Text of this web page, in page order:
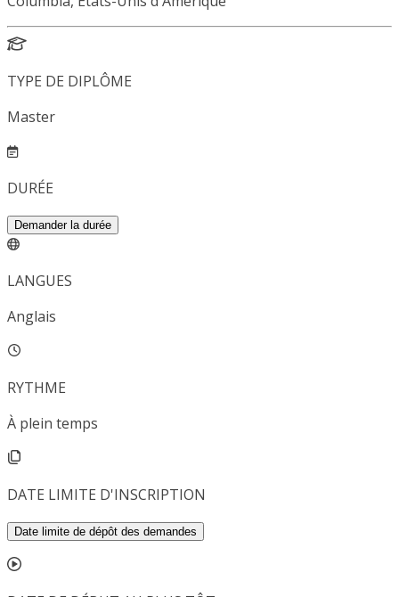
TYPE DE DIPLÔME
Master
DURÉE
Demander la durée
LANGUES
Anglais
RYTHME
À plein temps
DATE LIMITE D'INSCRIPTION
Date limite de dépôt des demandes